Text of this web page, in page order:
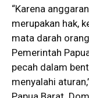
“Karena
merupakan hak,
mata darah
Pemerintah
pecah dalam
menyalahi